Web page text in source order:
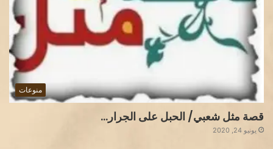
منوعات
قصة مثل شعبي/ الحبل على الجرار…
يونيو 24, 2020